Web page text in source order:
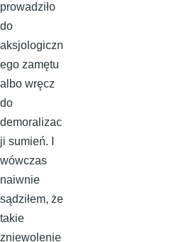
prowadziło
do
aksjologiczn
ego zamętu
albo wręcz
do
demoralizac
ji sumień. I
wówczas
naiwnie
sądziłem, że
takie
zniewolenie